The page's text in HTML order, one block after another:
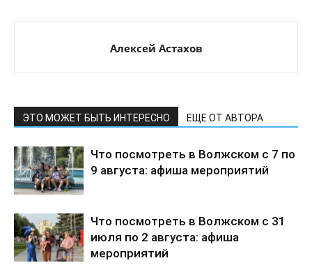
Алексей Астахов
ЭТО МОЖЕТ БЫТЬ ИНТЕРЕСНО ЕЩЕ ОТ АВТОРА
Что посмотреть в Волжском с 7 по
9 августа: афиша мероприятий
Что посмотреть в Волжском с 31
июля по 2 августа: афиша
мероприятий